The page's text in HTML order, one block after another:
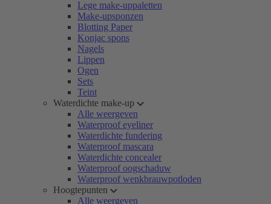
Lege make-uppaletten
Make-upsponzen
Blotting Paper
Konjac spons
Nagels
Lippen
Ogen
Sets
Teint
Waterdichte make-up
Alle weergeven
Waterproof eyeliner
Waterdichte fundering
Waterproof mascara
Waterdichte concealer
Waterproof oogschaduw
Waterproof wenkbrauwpotloden
Hoogtepunten
Alle weergeven